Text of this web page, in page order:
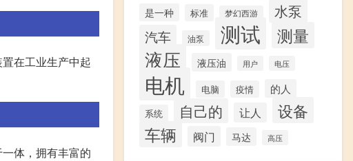
在工业生产中起
体，拥有丰富的
是一种
标准 梦幻西游 水泵
汽车 油泵 测试 测量
液压 液压油 用户 电压
电机 电脑 疫情 的人
系统 自己的 让人
设备
车辆
阀门 马达 高压